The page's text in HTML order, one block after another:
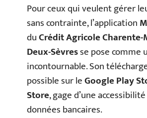
Pour ceux qui veulent gérer
sans contrainte, l’application
duCrédit Agricole
Deux-Sèvresse pose comme
incontournable. Son
possible sur leGoogle Play
Store, gage d’une
données bancaires.